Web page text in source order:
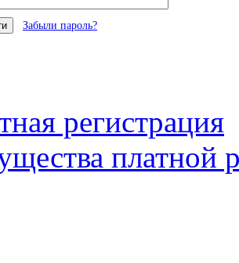
Забыли пароль?
регистрация
платной